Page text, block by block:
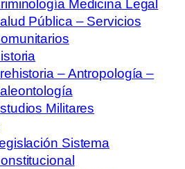
Medicina Legal
Pública – Servicios
– Antropología –
Militares
Sistema